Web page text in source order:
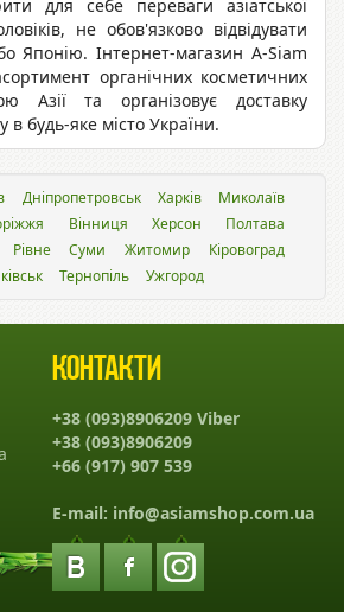
для себе переваги азіатської
не обов'язково відвідувати
Японію. Інтернет-магазин A-Siam
органічних косметичних
Азії та організовує доставку
в будь-яке місто України.
Дніпропетровськ Харків
Миколаїв
Вінниця Херсон
Полтава
Рівне Суми Житомир
Кіровоград
Тернопіль Ужгород
Контакти
+38 (093)8906209 Viber
+38 (093)8906209
+66 (917) 907 539
E-mail: info@asiamshop.com.ua